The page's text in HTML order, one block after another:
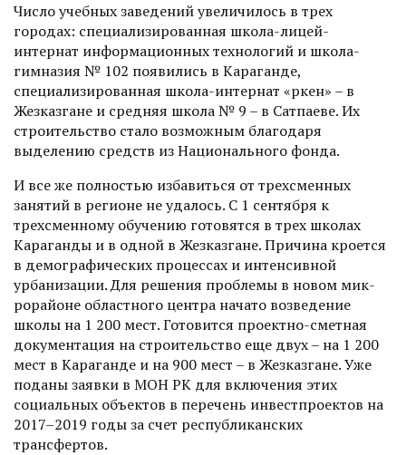
Число учебных заведений увеличилось в трех
городах: специализированная школа-лицей-
интернат информационных технологий и школа-
гимназия № 102 появились в Караганде,
специализированная школа-интернат «Өркен» – в
Жезказгане и средняя школа № 9 – в Сатпаеве. Их
строительство стало возможным благодаря
выделению средств из Национального фонда.
И все же полностью избавиться от трехсменных
занятий в регионе не удалось. С 1 сентября к
трехсменному обучению готовятся в трех школах
Караганды и в одной в Жезказгане. Причина кроется
в демографических процессах и интенсивной
урбанизации. Для решения проблемы в новом мик­
рорайоне областного центра начато возведение
школы на 1 200 мест. Готовится проектно-сметная
документация на строительство еще двух – на 1 200
мест в Караганде и на 900 мест – в Жезказгане. Уже
поданы заявки в МОН РК для включения этих
социальных объектов в перечень инвестпроектов на
2017–2019 годы за счет республиканских
трансфертов.